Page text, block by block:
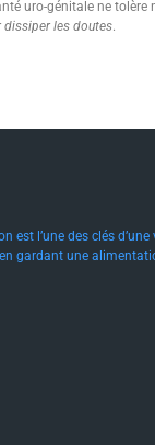
uro-génitale ne tolère
dissiper les doutes.
est l’une des clés
gardant une